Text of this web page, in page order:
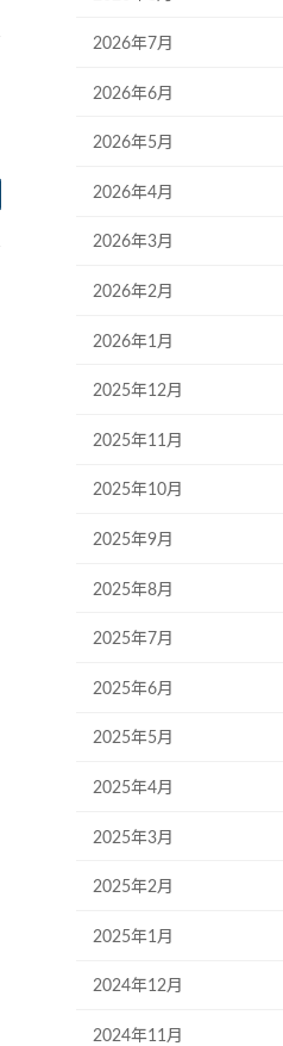
2026年7月
2026年6月
2026年5月
2026年4月
2026年3月
2026年2月
2026年1月
2025年12月
2025年11月
2025年10月
2025年9月
2025年8月
2025年7月
2025年6月
2025年5月
2025年4月
2025年3月
2025年2月
2025年1月
2024年12月
2024年11月